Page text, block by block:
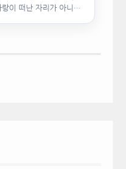
이 떠난 자리가 아니라,